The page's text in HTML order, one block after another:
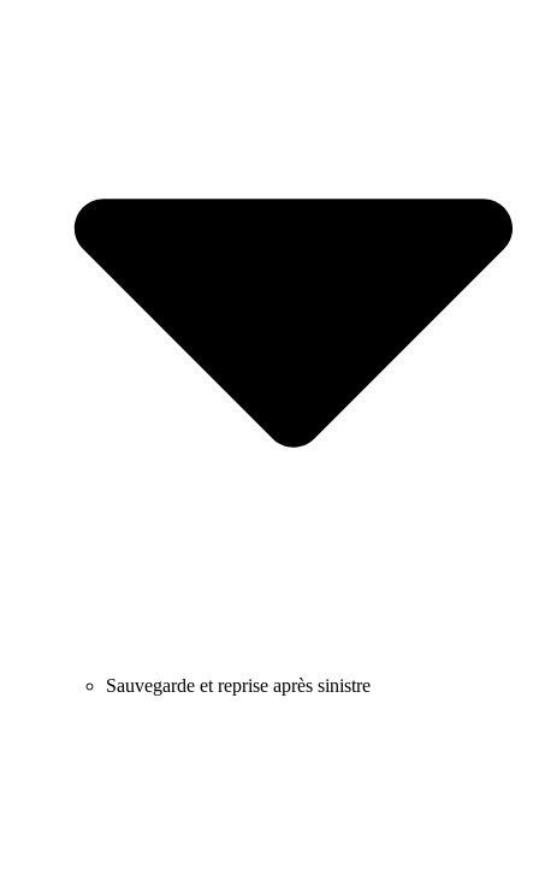
Sauvegarde et reprise après sinistre